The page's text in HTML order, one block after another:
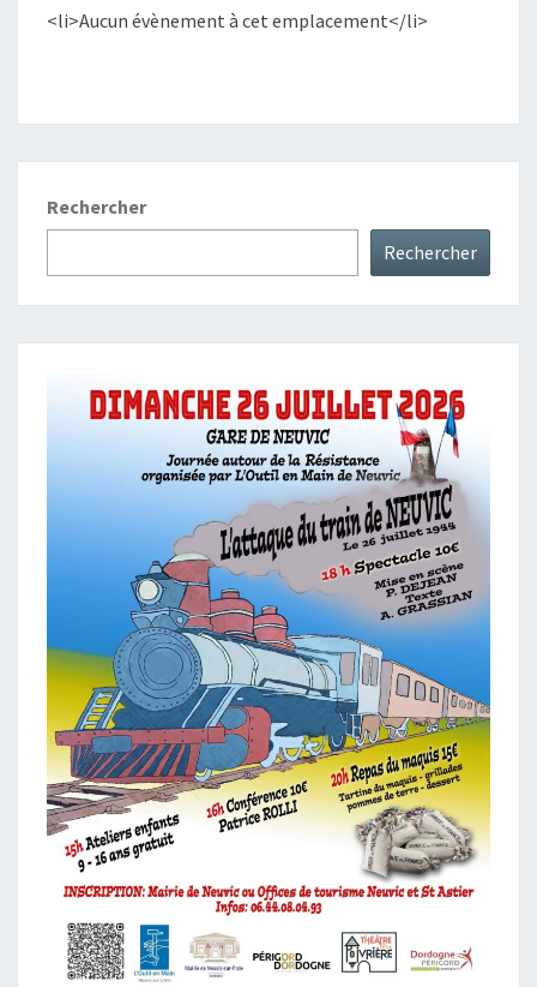
<li>Aucun évènement à cet emplacement</li>
Rechercher
Rechercher